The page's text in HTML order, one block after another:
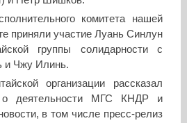
комитета нашей
приняли участие Луань Синлун
группы солидарности с
и Чжу Илинь.
организации рассказал
о деятельности МГС КНДР и
в том числе пресс-релиз